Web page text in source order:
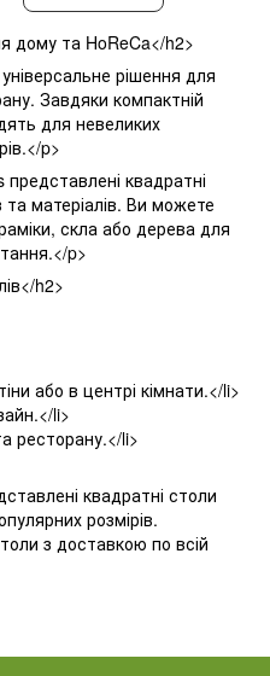
дому та HoReCa</h2>
рішення для
Завдяки компактній
для невеликих
p>
квадратні
та матеріалів. Ви можете
скла або дерева для
p>
h2>
або в центрі кімнати.</li>
li>
ресторану.</li>
квадратні столи
розмірів.
з доставкою по всій